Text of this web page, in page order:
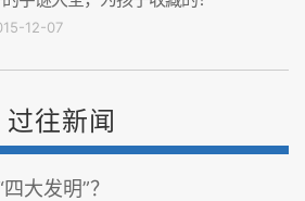
12-07
过往新闻
大发明”？